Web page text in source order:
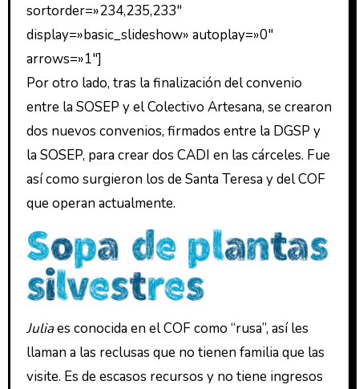
sortorder=»234,235,233″
display=»basic_slideshow» autoplay=»0″
arrows=»1″]
Por otro lado, tras la finalización del convenio
entre la SOSEP y el Colectivo Artesana, se crearon
dos nuevos convenios, firmados entre la DGSP y
la SOSEP, para crear dos CADI en las cárceles. Fue
así como surgieron los de Santa Teresa y del COF
que operan actualmente.
Juliaes conocida en el COF como “rusa”, así les
llaman a las reclusas que no tienen familia que las
visite. Es de escasos recursos y no tiene ingresos